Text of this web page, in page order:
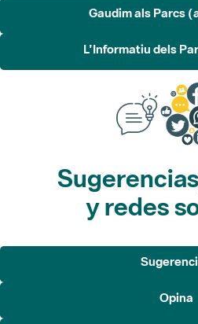
Gaudim als Parcs
L'Informatiu dels
y redes
Opina